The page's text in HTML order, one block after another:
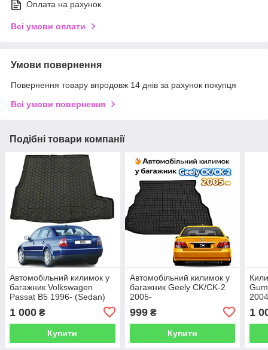
Оплата на рахунок
Всі умови оплати
Умови повернення
Повернення товару впродовж 14 днів за рахунок покупця
Всі умови повернення
Подібні товари компанії
Автомобільний килимок у
багажник Volkswagen
Passat B5 1996- (Sedan)
1 000 ₴
Купити
Автомобільний килимок у
багажник Geely CK/CK-2
2005-
999₴
Купити
1